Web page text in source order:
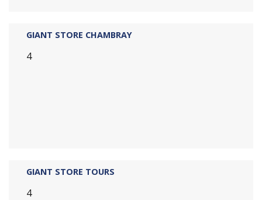
GIANT STORE CHAMBRAY
4
GIANT STORE TOURS
4